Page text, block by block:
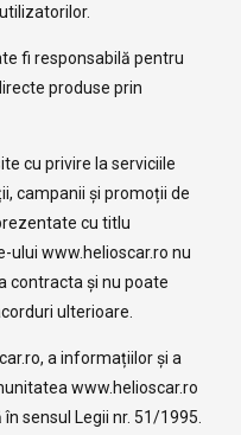
fi responsabilă pentru
produse prin
cu privire la serviciile
campanii și promoții de
cu titlu
ului www.helioscar.ro nu
contracta și nu poate
ulterioare.
a informațiilor și a
www.helioscar.ro
sensul Legii nr. 51/1995.